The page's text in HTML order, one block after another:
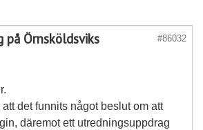
#86032
på Örnsköldsviks
det funnits något beslut om att
däremot ett utredningsuppdrag